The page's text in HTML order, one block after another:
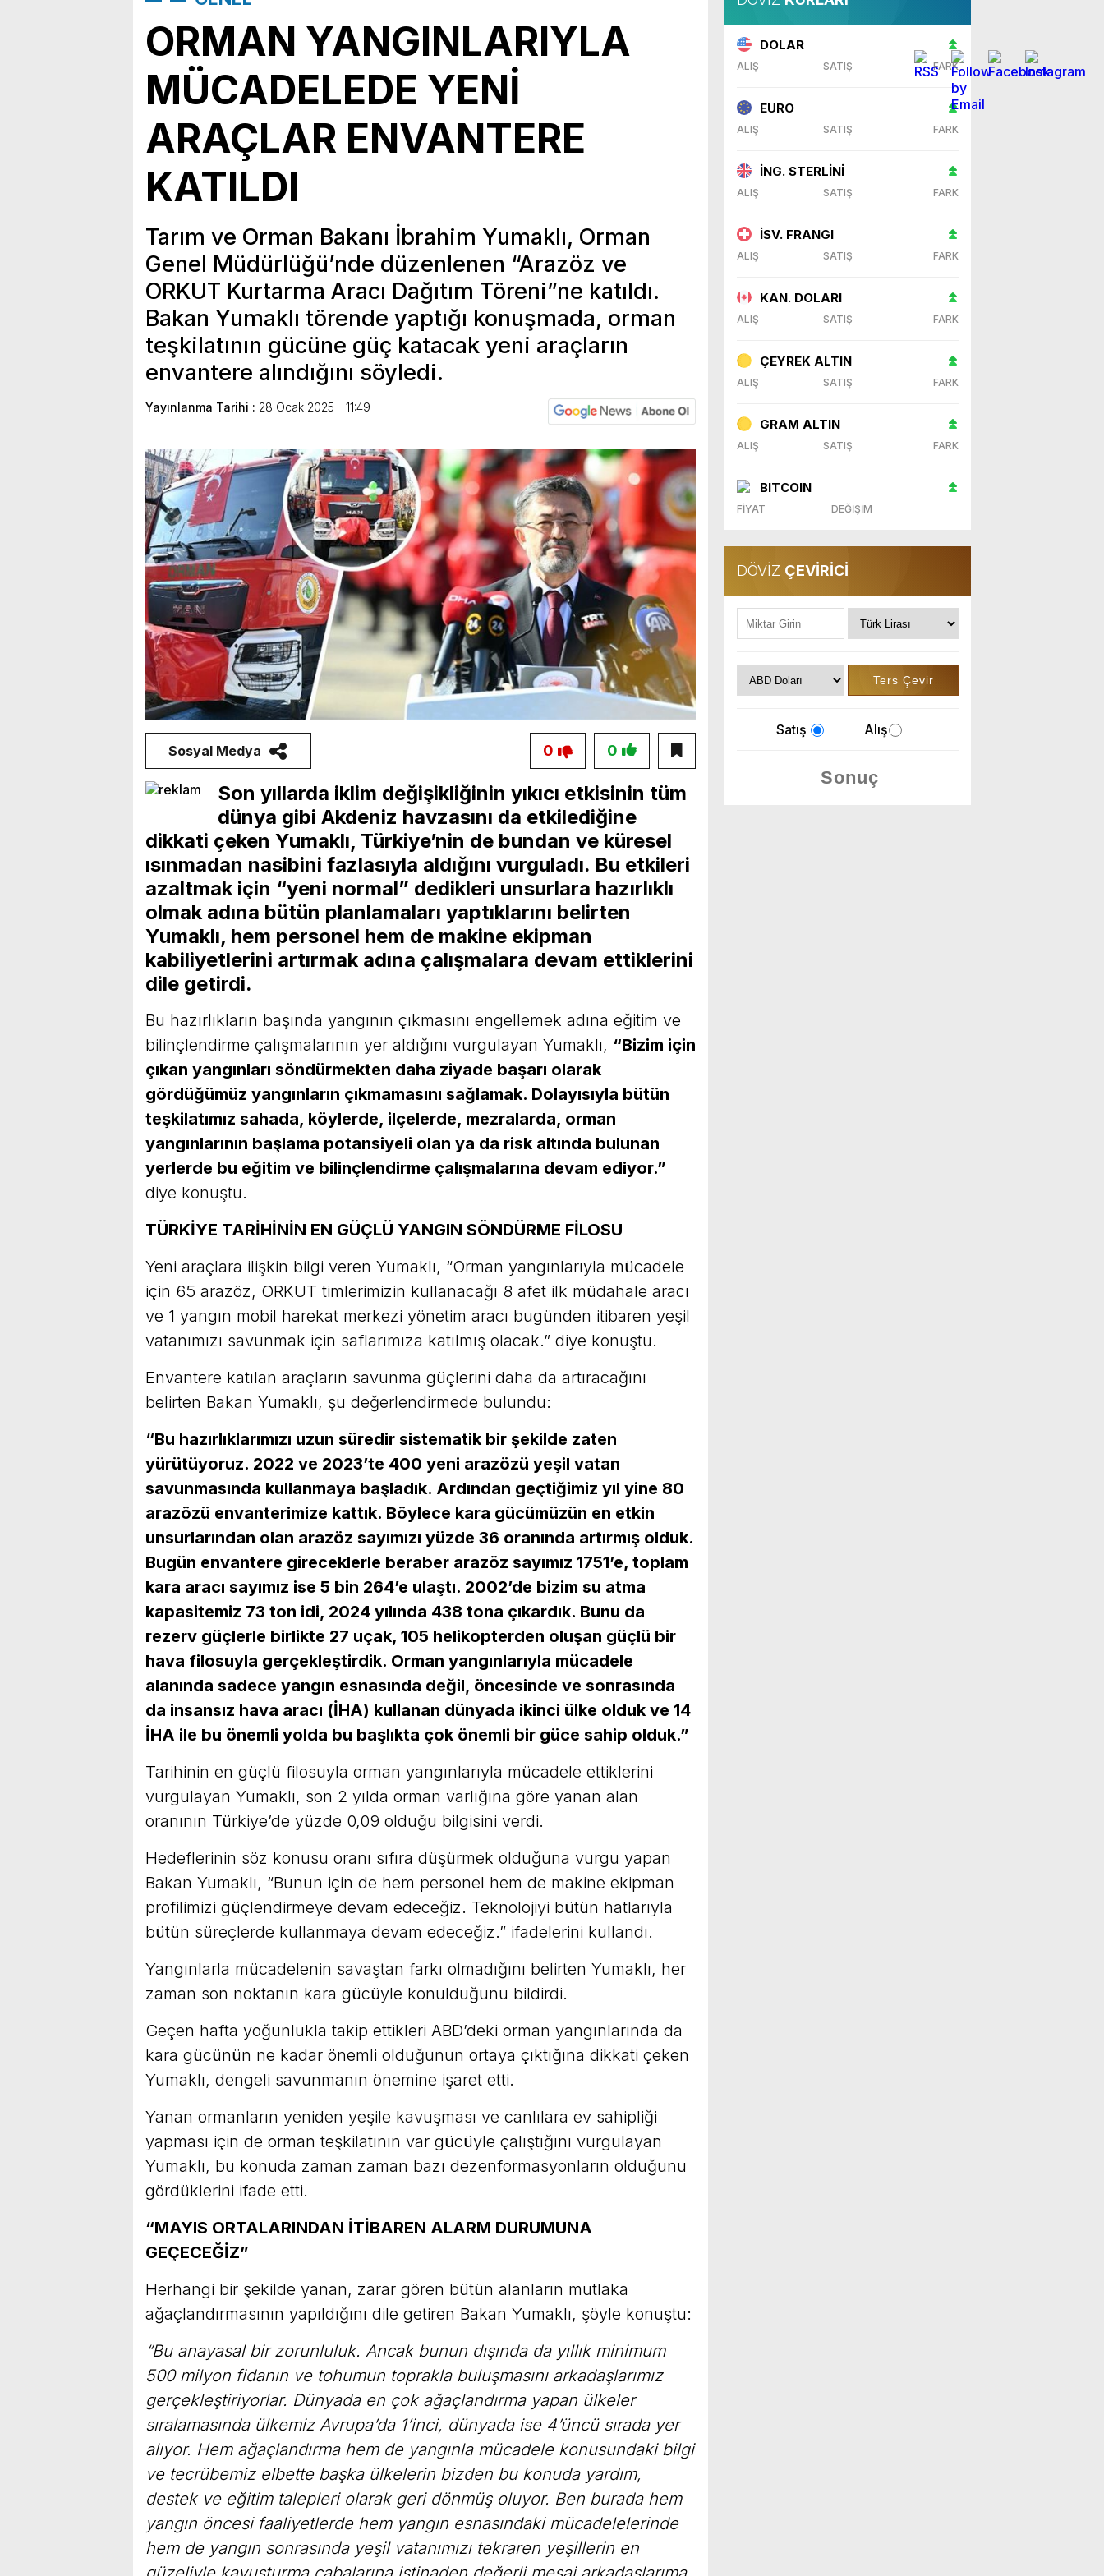
ORMAN YANGINLARIYLA
MÜCADELEDE YENİ
ARAÇLAR ENVANTERE
KATILDI
Tarım ve Orman Bakanı İbrahim Yumaklı, Orman
Genel Müdürlüğü’nde düzenlenen “Arazöz ve
ORKUT Kurtarma Aracı Dağıtım Töreni”ne katıldı.
Bakan Yumaklı törende yaptığı konuşmada, orman
teşkilatının gücüne güç katacak yeni araçların
envantere alındığını söyledi.
Yayınlanma Tarihi : 28 Ocak 2025 - 11:49
Sosyal Medya 0
0
Son yıllarda iklim değişikliğinin yıkıcı etkisinin tüm
dünya gibi Akdeniz havzasını da etkilediğine
dikkati çeken Yumaklı, Türkiye’nin de bundan ve küresel
ısınmadan nasibini fazlasıyla aldığını vurguladı. Bu etkileri
azaltmak için “yeni normal” dedikleri unsurlara hazırlıklı
olmak adına bütün planlamaları yaptıklarını belirten
Yumaklı, hem personel hem de makine ekipman
kabiliyetlerini artırmak adına çalışmalara devam ettiklerini
dile getirdi.
Bu hazırlıkların başında yangının çıkmasını engellemek adına eğitim ve
bilinçlendirme çalışmalarının yer aldığını vurgulayan Yumaklı, “Bizim için
çıkan yangınları söndürmekten daha ziyade başarı olarak
gördüğümüz yangınların çıkmamasını sağlamak. Dolayısıyla bütün
teşkilatımız sahada, köylerde, ilçelerde, mezralarda, orman
yangınlarının başlama potansiyeli olan ya da risk altında bulunan
yerlerde bu eğitim ve bilinçlendirme çalışmalarına devam ediyor.”
diye konuştu.
TÜRKİYE TARİHİNİN EN GÜÇLÜ YANGIN SÖNDÜRME FİLOSU
Yeni araçlara ilişkin bilgi veren Yumaklı, “Orman yangınlarıyla mücadele
için 65 arazöz, ORKUT timlerimizin kullanacağı 8 afet ilk müdahale aracı
ve 1 yangın mobil harekat merkezi yönetim aracı bugünden itibaren yeşil
vatanımızı savunmak için saflarımıza katılmış olacak.” diye konuştu.
Envantere katılan araçların savunma güçlerini daha da artıracağını
belirten Bakan Yumaklı, şu değerlendirmede bulundu:
“Bu hazırlıklarımızı uzun süredir sistematik bir şekilde zaten
yürütüyoruz. 2022 ve 2023’te 400 yeni arazözü yeşil vatan
savunmasında kullanmaya başladık. Ardından geçtiğimiz yıl yine 80
arazözü envanterimize kattık. Böylece kara gücümüzün en etkin
unsurlarından olan arazöz sayımızı yüzde 36 oranında artırmış olduk.
Bugün envantere gireceklerle beraber arazöz sayımız 1751’e, toplam
kara aracı sayımız ise 5 bin 264’e ulaştı. 2002’de bizim su atma
kapasitemiz 73 ton idi, 2024 yılında 438 tona çıkardık. Bunu da
rezerv güçlerle birlikte 27 uçak, 105 helikopterden oluşan güçlü bir
hava filosuyla gerçekleştirdik. Orman yangınlarıyla mücadele
alanında sadece yangın esnasında değil, öncesinde ve sonrasında
da insansız hava aracı (İHA) kullanan dünyada ikinci ülke olduk ve 14
İHA ile bu önemli yolda bu başlıkta çok önemli bir güce sahip olduk.”
Tarihinin en güçlü filosuyla orman yangınlarıyla mücadele ettiklerini
vurgulayan Yumaklı, son 2 yılda orman varlığına göre yanan alan
oranının Türkiye’de yüzde 0,09 olduğu bilgisini verdi.
Hedeflerinin söz konusu oranı sıfıra düşürmek olduğuna vurgu yapan
Bakan Yumaklı, “Bunun için de hem personel hem de makine ekipman
profilimizi güçlendirmeye devam edeceğiz. Teknolojiyi bütün hatlarıyla
bütün süreçlerde kullanmaya devam edeceğiz.” ifadelerini kullandı.
Yangınlarla mücadelenin savaştan farkı olmadığını belirten Yumaklı, her
zaman son noktanın kara gücüyle konulduğunu bildirdi.
Geçen hafta yoğunlukla takip ettikleri ABD’deki orman yangınlarında da
kara gücünün ne kadar önemli olduğunun ortaya çıktığına dikkati çeken
Yumaklı, dengeli savunmanın önemine işaret etti.
Yanan ormanların yeniden yeşile kavuşması ve canlılara ev sahipliği
yapması için de orman teşkilatının var gücüyle çalıştığını vurgulayan
Yumaklı, bu konuda zaman zaman bazı dezenformasyonların olduğunu
gördüklerini ifade etti.
“MAYIS ORTALARINDAN İTİBAREN ALARM DURUMUNA
GEÇECEĞİZ”
Herhangi bir şekilde yanan, zarar gören bütün alanların mutlaka
ağaçlandırmasının yapıldığını dile getiren Bakan Yumaklı, şöyle konuştu:
“Bu anayasal bir zorunluluk. Ancak bunun dışında da yıllık minimum
500 milyon fidanın ve tohumun toprakla buluşmasını arkadaşlarımız
gerçekleştiriyorlar. Dünyada en çok ağaçlandırma yapan ülkeler
sıralamasında ülkemiz Avrupa’da 1’inci, dünyada ise 4’üncü sırada yer
alıyor. Hem ağaçlandırma hem de yangınla mücadele konusundaki bilgi
ve tecrübemiz elbette başka ülkelerin bizden bu konuda yardım,
destek ve eğitim talepleri olarak geri dönmüş oluyor. Ben burada hem
yangın öncesi faaliyetlerde hem yangın esnasındaki mücadelelerinde
hem de yangın sonrasında yeşil vatanımızı tekraren yeşillerin en
DOLAR
ALIŞ SATIŞ FARK
EURO
ALIŞ SATIŞ FARK
İNG. STERLİNİ
ALIŞ SATIŞ FARK
İSV. FRANGI
ALIŞ SATIŞ FARK
KAN. DOLARI
ALIŞ SATIŞ FARK
ÇEYREK ALTIN
ALIŞ SATIŞ FARK
GRAM ALTIN
ALIŞ SATIŞ FARK
BITCOIN
FİYAT DEĞİŞİM
DÖVİZ ÇEVİRİCİ
Satış Alış